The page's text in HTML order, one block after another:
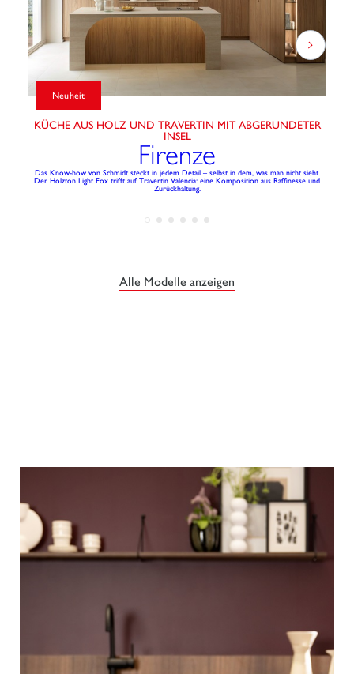
KÜCHE AUS HOLZ UND TRAVERTIN MIT ABGERUNDETER
INSEL
Neuheit
Firenze
Das Know-how von Schmidt steckt in jedem Detail – selbst in dem, was man nicht sieht.
Der Holzton Light Fox trifft auf Travertin Valencia: eine Komposition aus Raffinesse und
Zurückhaltung.
Alle Modelle anzeigen